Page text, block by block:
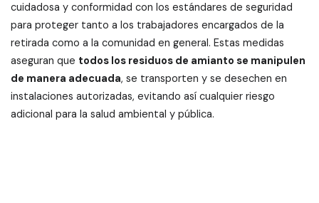
cuidadosa y conformidad con los estándares de seguridad
para proteger tanto a los trabajadores encargados de la
retirada como a la comunidad en general. Estas medidas
aseguran que todos los residuos de amianto se manipulen
de manera adecuada, se transporten y se desechen en
instalaciones autorizadas, evitando así cualquier riesgo
adicional para la salud ambiental y pública.